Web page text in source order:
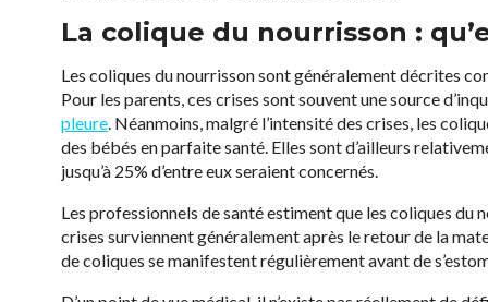
La colique du nourrisson :
Les coliques du nourrisson sont généralement décrites
Pour les parents, ces crises sont souvent une source
pleure. Néanmoins, malgré l’intensité des crises, les
des bébés en parfaite santé. Elles sont d’ailleurs
jusqu’à 25% d’entre eux seraient concernés.
Les professionnels de santé estiment que les coliques
crises surviennent généralement après le retour de la
de coliques se manifestent régulièrement avant de